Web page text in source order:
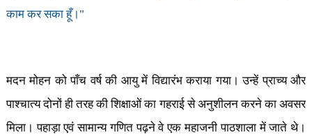
काम कर सका हूँ।"
मदन मोहन को पाँच वर्ष की आयु में विद्यारंभ कराया गया। उन्हें प्राच्य और
पाश्चात्य दोनों ही तरह की शिक्षाओं का गहराई से अनुशीलन करने का अवसर
मिला। पहाड़ा एवं सामान्य गणित पढ़ने वे एक महाजनी पाठशाला में जाते थे।